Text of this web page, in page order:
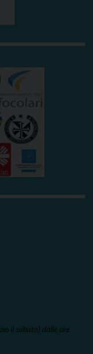
il sabato) dalle ore